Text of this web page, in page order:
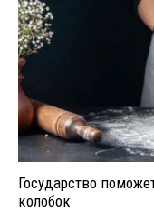
Государство
колобок